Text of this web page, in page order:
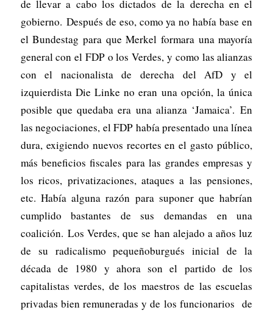
de llevar a cabo los dictados de la derecha en el
gobierno. Después de eso, como ya no había base en
el Bundestag para que Merkel formara una mayoría
general con el FDP o los Verdes, y como las alianzas
con el nacionalista de derecha del AfD y el
izquierdista Die Linke no eran una opción, la única
posible que quedaba era una alianza ‘Jamaica’. En
las negociaciones, el FDP había presentado una línea
dura, exigiendo nuevos recortes en el gasto público,
más beneficios fiscales para las grandes empresas y
los ricos, privatizaciones, ataques a las pensiones,
etc. Había alguna razón para suponer que habrían
cumplido bastantes de sus demandas en una
coalición. Los Verdes, que se han alejado a años luz
de su radicalismo pequeñoburgués inicial de la
década de 1980 y ahora son el partido de los
capitalistas verdes, de los maestros de las escuelas
privadas bien remuneradas y de los funcionarios de